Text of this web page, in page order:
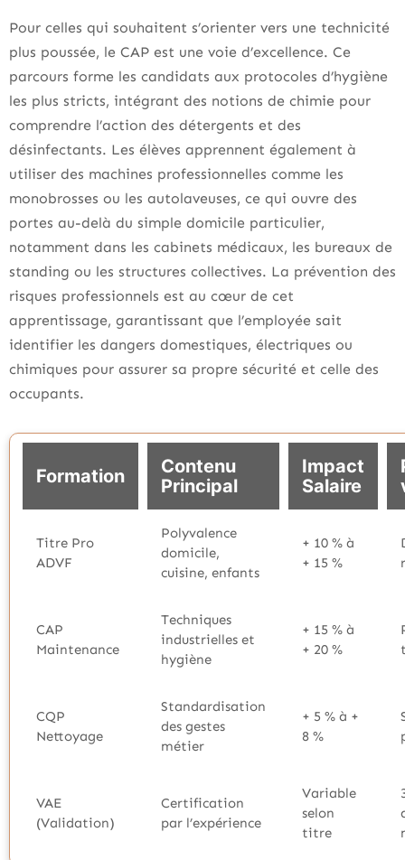
Pour celles qui souhaitent s’orienter vers une technicité
plus poussée, le CAP est une voie d’excellence. Ce
parcours forme les candidats aux protocoles d’hygiène
les plus stricts, intégrant des notions de chimie pour
comprendre l’action des détergents et des
désinfectants. Les élèves apprennent également à
utiliser des machines professionnelles comme les
monobrosses ou les autolaveuses, ce qui ouvre des
portes au-delà du simple domicile particulier,
notamment dans les cabinets médicaux, les bureaux de
standing ou les structures collectives. La prévention des
risques professionnels est au cœur de cet
apprentissage, garantissant que l’employée sait
identifier les dangers domestiques, électriques ou
chimiques pour assurer sa propre sécurité et celle des
occupants.
Formation
Contenu
Principal
Impact
Salaire
Titre Pro
ADVF
Polyvalence
domicile,
cuisine, enfants
+ 10 % à
+ 15 %
CAP
Maintenance
Techniques
industrielles et
hygiène
+ 15 % à
+ 20 %
CQP
Nettoyage
Standardisation
des gestes
métier
+ 5 % à +
8 %
VAE
(Validation)
Certification
par l’expérience
Variable
selon
titre